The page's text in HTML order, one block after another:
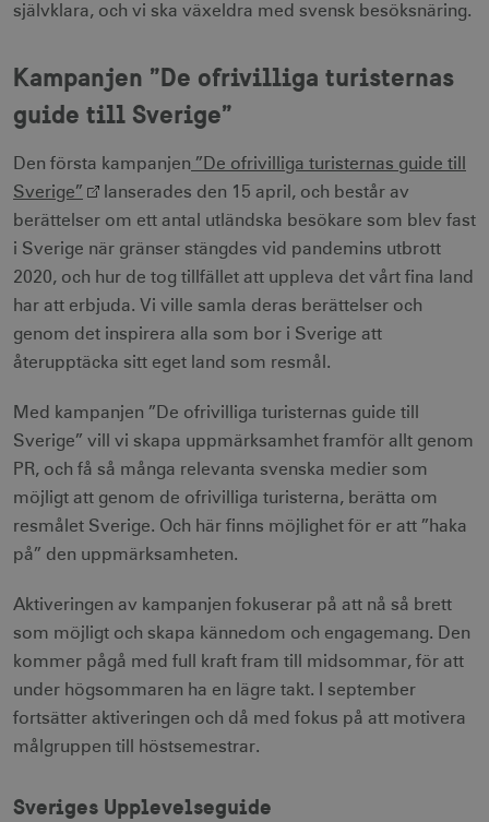
självklara, och vi ska växeldra med svensk besöksnäring.
Kampanjen ”De ofrivilliga turisternas
guide till Sverige”
Den första kampanjen ”De ofrivilliga turisternas guide till
Sverige”
lanserades den 15 april, och består av
berättelser om ett antal utländska besökare som blev fast
i Sverige när gränser stängdes vid pandemins utbrott
2020, och hur de tog tillfället att uppleva det vårt fina land
har att erbjuda. Vi ville samla deras berättelser och
genom det inspirera alla som bor i Sverige att
återupptäcka sitt eget land som resmål.
Med kampanjen ”De ofrivilliga turisternas guide till
Sverige” vill vi skapa uppmärksamhet framför allt genom
PR, och få så många relevanta svenska medier som
möjligt att genom de ofrivilliga turisterna, berätta om
resmålet Sverige. Och här finns möjlighet för er att ”haka
på” den uppmärksamheten.
Aktiveringen av kampanjen fokuserar på att nå så brett
som möjligt och skapa kännedom och engagemang. Den
kommer pågå med full kraft fram till midsommar, för att
under högsommaren ha en lägre takt. I september
fortsätter aktiveringen och då med fokus på att motivera
målgruppen till höstsemestrar.
Sveriges Upplevelseguide